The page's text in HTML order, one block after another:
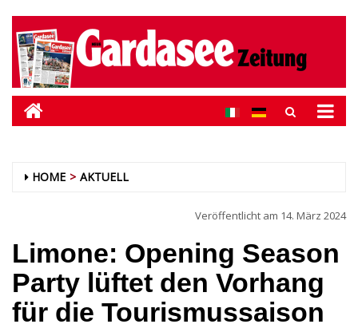
HOME AKTUELL
Veröffentlicht am 14. März 2024
Limone: Opening Season
Party lüftet den Vorhang
für die Tourismussaison